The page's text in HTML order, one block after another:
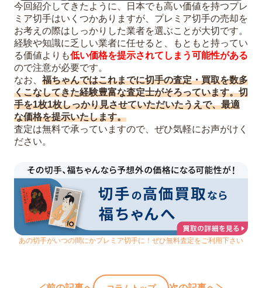
今回紹介してきたように、日本でも高い価値を持つプレ
ミア切手はいくつかありますが、プレミア切手の売却を
お考えの際はしっかりした業者を選ぶことが大切です。
経験や知識に乏しい業者に任せると、もともと持ってい
る価値よりも低い価格を提示されてしまう可能性がある
ので注意が必要です。
なお、 福ちゃんではこれまでに切手の査定・買取を数多
くこなしてきた経験豊富な査定士がそろっています。切
手を1枚1枚しっかり見させていただいたうえで、最適
な価格を提示いたします。
査定は無料で承っていますので、ぜひ気軽にお声がけく
ださい。
あの切手がいつの間にかプレミア切手に！ぜひ無料査定をご利用下さい